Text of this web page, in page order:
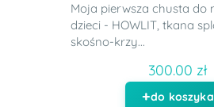
Moja pierwsza chusta do
dzieci - HOWLIT, tkana
skośno-krzy...
300.00 zł
do koszyka